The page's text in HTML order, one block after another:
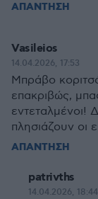
ΑΠΑΝΤΗΣΗ
Vasileios
14.04.2026, 17:53
Μπράβο
επακριβώς,
πλησιάζουν οι
ΑΠΑΝΤΗΣΗ
patrivths
14.04.2026, 18:44